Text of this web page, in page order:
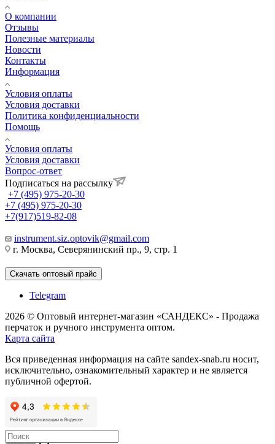
О компании
Отзывы
Полезные материалы
Новости
Контакты
Информация
Условия оплаты
Условия доставки
Политика конфиденциальности
Помощь
Условия оплаты
Условия доставки
Вопрос-ответ
Подписаться на рассылку
+7 (495) 975-20-30
+7 (495) 975-20-30
+7(917)519-82-08
instrument.siz.optovik@gmail.com
г. Москва, Северянинский пр., 9, стр. 1
Скачать оптовый прайс
Telegram
2026 © Оптовый интернет-магазин «САНДЕКС» - Продажа
перчаток и ручного инструмента оптом.
Карта сайта
Вся приведенная информация на сайте sandex-snab.ru носит,
исключительно, ознакомительный характер и не является
публичной офертой.